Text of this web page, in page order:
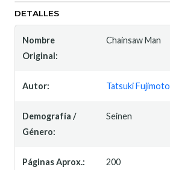
DETALLES
Nombre
Original:
Chainsaw Man
Autor: Tatsuki Fujimoto
Demografía /
Género:
Seinen
Páginas Aprox.: 200